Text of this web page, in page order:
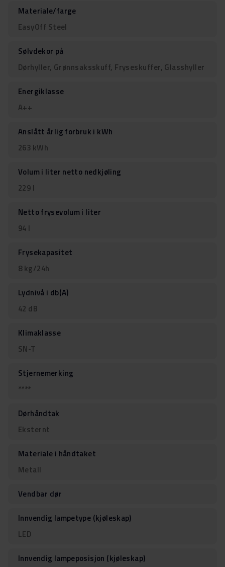
Materiale/farge
EasyOff Steel
Sølvdekor på
Dørhyller, Grønnsaksskuff, Fryseskuffer, Glasshyller
Energiklasse
A++
Anslått årlig forbruk i kWh
263 kWh
Volum i liter netto nedkjøling
229 l
Netto frysevolum i liter
94 l
Frysekapasitet
8 kg/24h
Lydnivå i db(A)
42 dB
Klimaklasse
SN-T
Stjernemerking
****
Dørhåndtak
Eksternt
Materiale i håndtaket
Metall
Vendbar dør
Innvendig lampetype (kjøleskap)
LED
Innvendig lampeposisjon (kjøleskap)